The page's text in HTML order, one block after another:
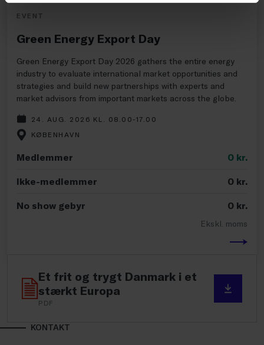
EVENT
Green Energy Export Day
Green Energy Export Day 2026 gathers the entire energy
industry to evaluate international market opportunities and
strategies and build new partnerships with experts and
market advisors from important markets across the globe.
24. AUG. 2026 KL. 08.00-17.00
KØBENHAVN
Medlemmer 0 kr.
Ikke-medlemmer 0 kr.
No show gebyr 0 kr.
Ekskl. moms
Et frit og trygt Danmark i et
stærkt Europa
PDF
KONTAKT